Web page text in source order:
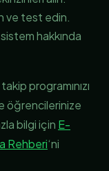
ve test edin.
hakkında
programınızı
öğrencilerinize
bilgi için E-
Rehberi‘ni